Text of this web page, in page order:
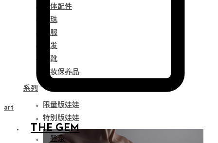
娃体配件
眼珠
衣服
假发
鞋靴
化妆保养品
系列
限量版娃娃
特别版娃娃
THE GEM
登录